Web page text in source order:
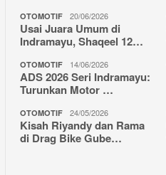
OTOMOTIF 20/06/2026
Usai Juara Umum di
Indramayu, Shaqeel 12…
OTOMOTIF 14/06/2026
ADS 2026 Seri Indramayu:
Turunkan Motor …
OTOMOTIF 24/05/2026
Kisah Riyandy dan Rama
di Drag Bike Gube…